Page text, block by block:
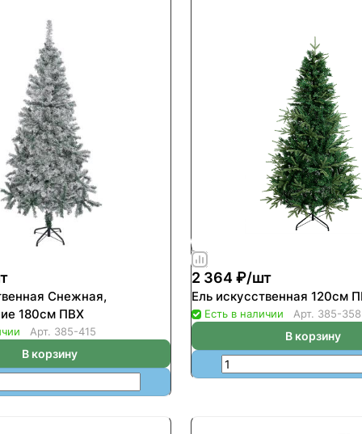
Снежная,
180см ПВХ
Арт. 385-415
В корзину
2 364 ₽/шт
Ель искусственная 120см
Есть в наличии Арт. 385-358
В корзину